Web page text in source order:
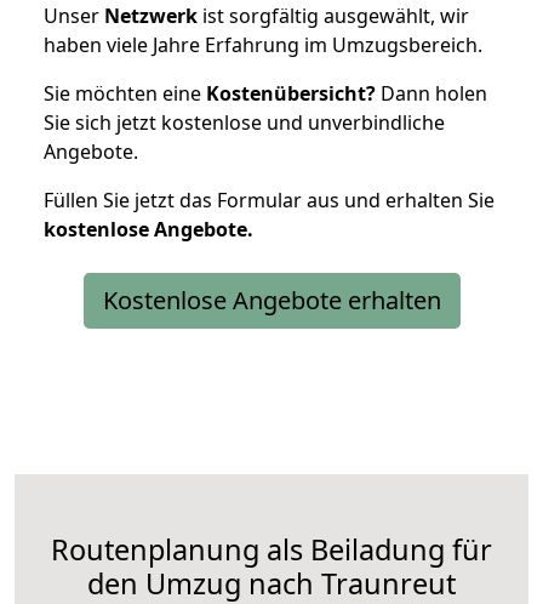
Unser Netzwerk ist sorgfältig ausgewählt, wir
haben viele Jahre Erfahrung im Umzugsbereich.
Sie möchten eine Kostenübersicht? Dann holen
Sie sich jetzt kostenlose und unverbindliche
Angebote.
Füllen Sie jetzt das Formular aus und erhalten Sie
kostenloseAngebote.
Kostenlose Angebote erhalten
Routenplanung als Beiladung für
den Umzug nach Traunreut